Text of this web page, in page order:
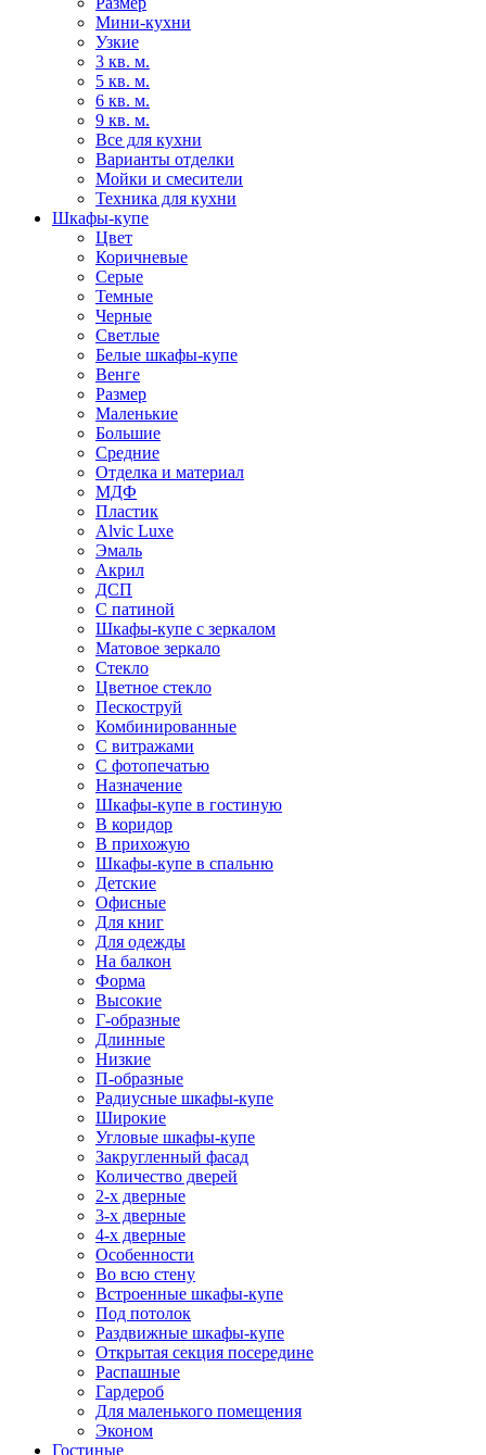
Мини-кухни
Узкие
3 кв. м.
5 кв. м.
6 кв. м.
9 кв. м.
Все для кухни
Варианты отделки
Мойки и смесители
Техника для кухни
Шкафы-купе
Цвет
Коричневые
Серые
Темные
Черные
Светлые
Белые шкафы-купе
Венге
Размер
Маленькие
Большие
Средние
Отделка и материал
МДФ
Пластик
Alvic Luxe
Эмаль
Акрил
ДСП
С патиной
Шкафы-купе с зеркалом
Матовое зеркало
Стекло
Цветное стекло
Пескоструй
Комбинированные
С витражами
С фотопечатью
Назначение
Шкафы-купе в гостиную
В коридор
В прихожую
Шкафы-купе в спальню
Детские
Офисные
Для книг
Для одежды
На балкон
Форма
Высокие
Г-образные
Длинные
Низкие
П-образные
Радиусные шкафы-купе
Широкие
Угловые шкафы-купе
Закругленный фасад
Количество дверей
2-х дверные
3-х дверные
4-х дверные
Особенности
Во всю стену
Встроенные шкафы-купе
Под потолок
Раздвижные шкафы-купе
Открытая секция посередине
Распашные
Гардероб
Для маленького помещения
Эконом
Гостиные